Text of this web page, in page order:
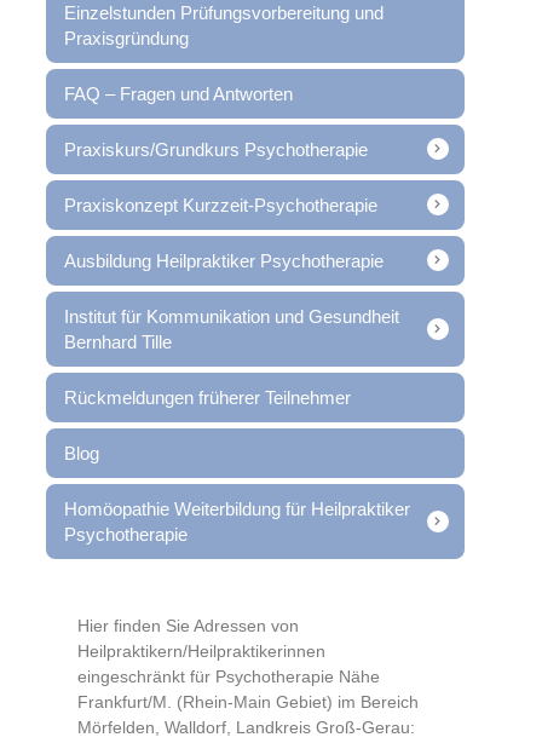
Einzelstunden Prüfungsvorbereitung und
Praxisgründung
FAQ – Fragen und Antworten
Praxiskurs/Grundkurs Psychotherapie
Praxiskonzept Kurzzeit-Psychotherapie
Ausbildung Heilpraktiker Psychotherapie
Institut für Kommunikation und Gesundheit
Bernhard Tille
Rückmeldungen früherer Teilnehmer
Blog
Homöopathie Weiterbildung für Heilpraktiker
Psychotherapie
Hier finden Sie Adressen von
Heilpraktikern/Heilpraktikerinnen
eingeschränkt für Psychotherapie Nähe
Frankfurt/M. (Rhein-Main Gebiet) im Bereich
Mörfelden, Walldorf, Landkreis Groß-Gerau: